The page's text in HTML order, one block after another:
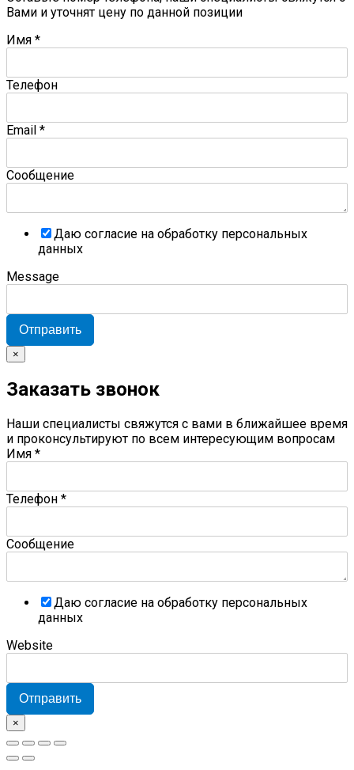
Вами и уточнят цену по данной позиции
Имя *
Телефон
Email *
Сообщение
Даю согласие на обработку персональных
данных
Message
Отправить
×
Заказать звонок
Наши специалисты свяжутся с вами в ближайшее время
и проконсультируют по всем интересующим вопросам
Имя *
Телефон *
Сообщение
Даю согласие на обработку персональных
данных
Website
Отправить
×